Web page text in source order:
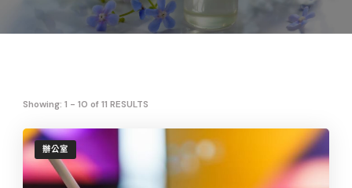
Showing: 1 - 10 of 11 RESULTS
辦公室